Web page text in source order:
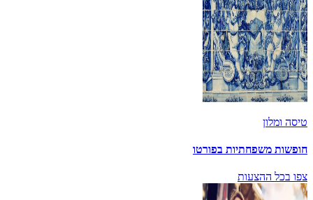
טיסה ומלון
חופשות משפחתיות בפורטו
צפו בכל ההצעות